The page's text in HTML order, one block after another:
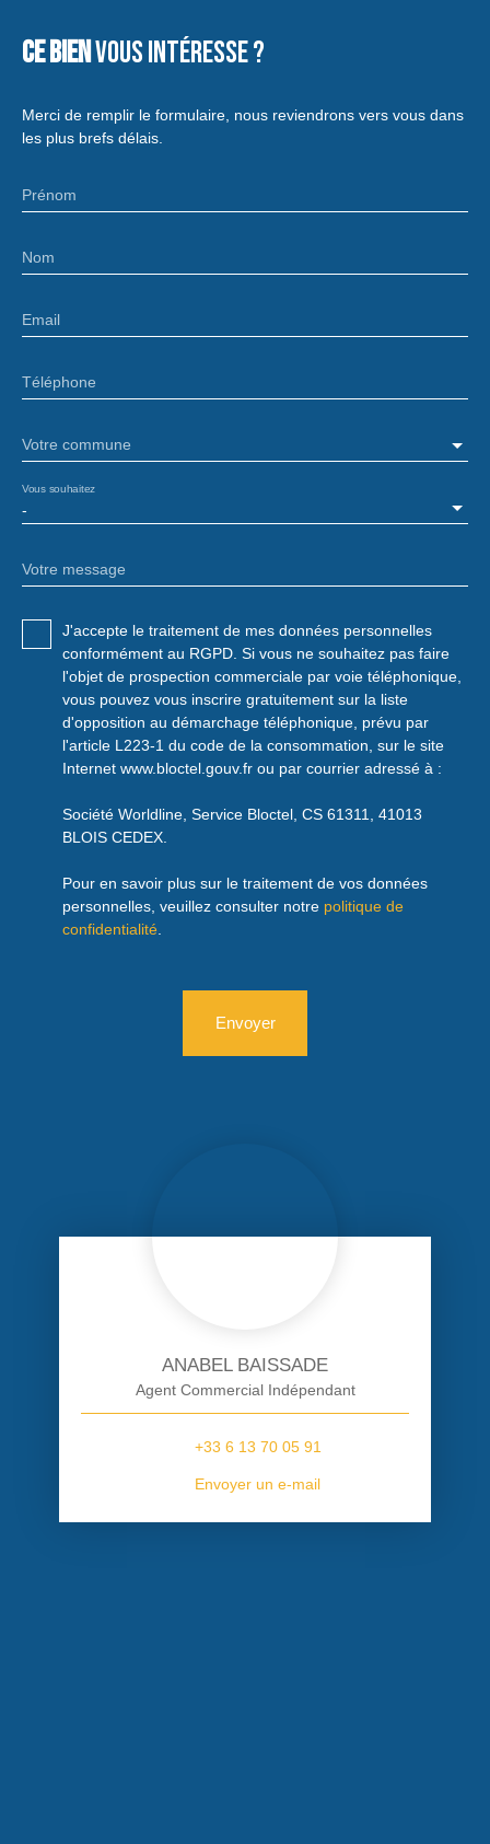
Ce bienvous intéresse ?
Merci de remplir le formulaire, nous reviendrons vers vous dans
les plus brefs délais.
Prénom
Nom
Email
Téléphone
Votre commune
-
Vous souhaitez
Votre message
J'accepte le traitement de mes données personnelles
conformément au RGPD. Si vous ne souhaitez pas faire
l'objet de prospection commerciale par voie téléphonique,
vous pouvez vous inscrire gratuitement sur la liste
d'opposition au démarchage téléphonique, prévu par
l'article L223-1 du code de la consommation, sur le site
Internet www.bloctel.gouv.fr ou par courrier adressé à :
Société Worldline, Service Bloctel, CS 61311, 41013
BLOIS CEDEX.
Pour en savoir plus sur le traitement de vos données
personnelles, veuillez consulter notre politique de
confidentialité
Envoyer
ANABEL BAISSADE
Agent Commercial Indépendant
+33 6 13 70 05 91
Envoyer un e-mail